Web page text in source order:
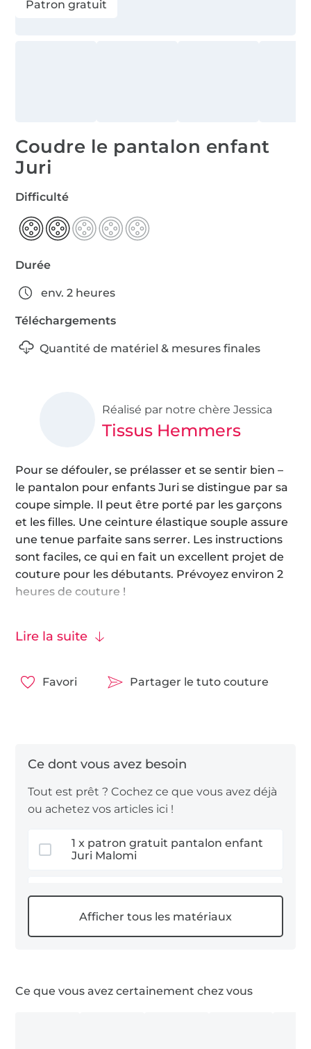
Patron gratuit
Coudre le pantalon enfant
Juri
Difficulté
Durée
env. 2 heures
Téléchargements
Quantité de matériel & mesures finales
Réalisé par notre chère Jessica
Tissus Hemmers
Pour se défouler, se prélasser et se sentir bien –
le pantalon pour enfants Juri se distingue par sa
coupe simple. Il peut être porté par les garçons
et les filles. Une ceinture élastique souple assure
une tenue parfaite sans serrer. Les instructions
sont faciles, ce qui en fait un excellent projet de
couture pour les débutants. Prévoyez environ 2
heures de couture !
Tissu conseillé :tissus popeline
Nous vous souhaitons beaucoup de plaisir à
Développement du modèle et patron :
Patron protégé par le droit d’auteur.
commercial.
Lire la suite
Favori Partager le tuto couture
Tout est prêt ? Cochez ce que vous avez déjà
ou achetez vos articles ici !
1 x patron gratuit pantalon enfant
Juri Malomi
tissu coton
Ce que vous avez certainement chez vous